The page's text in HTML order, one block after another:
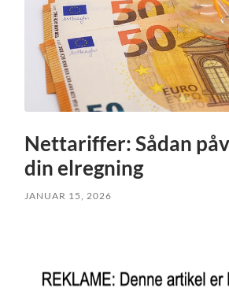
Nettariffer: Sådan
din elregning
JANUAR 15, 2026